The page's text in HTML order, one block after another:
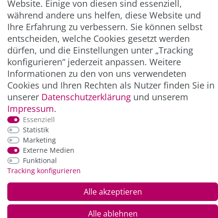
** Hierbei handelt es sich um ein Pflichtfeld.
ZAHLUNG & VERSAND
*Alle Preise inkl. der gesetzl. MwSt. zzgl.
und Versandkosten
Website. Einige von diesen sind essenziell,
während andere uns helfen, diese Website und
Ihre Erfahrung zu verbessern. Sie können selbst
entscheiden, welche Cookies gesetzt werden
dürfen, und die Einstellungen unter „Tracking
konfigurieren“ jederzeit anpassen. Weitere
Informationen zu den von uns verwendeten
Cookies und Ihren Rechten als Nutzer finden Sie in
unserer Daten­schutz­erklärung und unserem
Impressum.
Essenziell
Statistik
Marketing
Externe Medien
Funktional
Tracking konfigurieren
Alle akzeptieren
Alle ablehnen